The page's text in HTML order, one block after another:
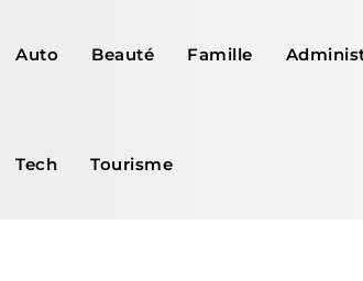
Auto Beauté Famille
Tech Tourisme